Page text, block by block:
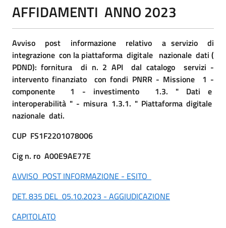
AFFIDAMENTI ANNO 2023
Avviso post informazione relativo a servizio di
integrazione con la piattaforma digitale nazionale dati (
PDND): fornitura di n. 2 API dal catalogo servizi -
intervento finanziato con fondi PNRR - Missione 1 -
componente 1 - investimento 1.3. " Dati e
interoperabilità " - misura 1.3.1. " Piattaforma digitale
nazionale dati.
CUP FS1F2201078006
Cig n. ro A00E9AE77E
AVVISO POST INFORMAZIONE - ESITO
DET. 835 DEL 05.10.2023 - AGGIUDICAZIONE
CAPITOLATO